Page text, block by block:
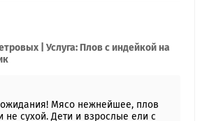
| Услуга: Плов с индейкой на
Мясо нежнейшее, плов
не сухой. Дети и взрослые ели с